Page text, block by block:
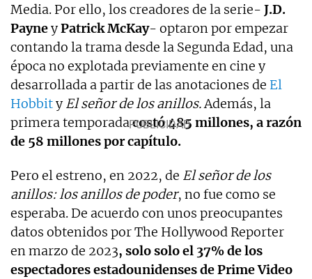
Media. Por ello, los creadores de la serie- J.D.
PayneyPatrick McKay- optaron por empezar
contando la trama desde la Segunda Edad, una
época no explotada previamente en cine y
desarrollada a partir de las anotaciones de El
Hobbity El señor de los anillos. Además, la
primera temporadacostó 485 millones, a razón
de 58 millones por capítulo.
Pero el estreno, en 2022, de El señor de los
anillos: los anillos de poder, no fue como se
esperaba. De acuerdo con unos preocupantes
datos obtenidos por The Hollywood Reporter
en marzo de 2023, solo solo el 37% de los
espectadores estadounidenses de Prime Video